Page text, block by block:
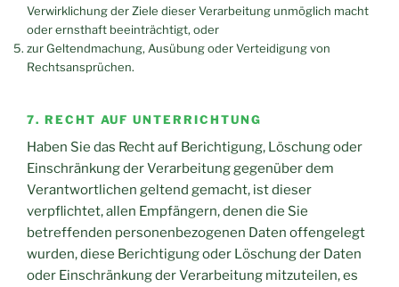
Verwirklichung der Ziele dieser Verarbeitung unmöglich macht
oder ernsthaft beeinträchtigt, oder
zur Geltendmachung, Ausübung oder Verteidigung von
Rechtsansprüchen.
7. RECHT AUF UNTERRICHTUNG
Haben Sie das Recht auf Berichtigung, Löschung oder
Einschränkung der Verarbeitung gegenüber dem
Verantwortlichen geltend gemacht, ist dieser
verpflichtet, allen Empfängern, denen die Sie
betreffenden personenbezogenen Daten offengelegt
wurden, diese Berichtigung oder Löschung der Daten
oder Einschränkung der Verarbeitung mitzuteilen, es